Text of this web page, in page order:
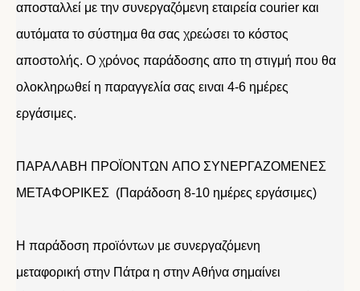
αποσταλλεί με την συνεργαζόμενη εταιρεία courier και
αυτόματα το σύστημα θα σας χρεώσει το κόστος
αποστολής. Ο χρόνος παράδοσης απο τη στιγμή που θα
ολοκληρωθεί η παραγγελία σας ειναι 4-6 ημέρες
εργάσιμες.
ΠΑΡΑΛΑΒΗ ΠΡΟΪΟΝΤΩΝ ΑΠΟ ΣΥΝΕΡΓΑΖΟΜΕΝΕΣ
ΜΕΤΑΦΟΡΙΚΕΣ (Παράδοση 8-10 ημέρες εργάσιμες)
Η παράδοση προϊόντων με συνεργαζόμενη
μεταφορική στην Πάτρα η στην Αθήνα σημαίνει